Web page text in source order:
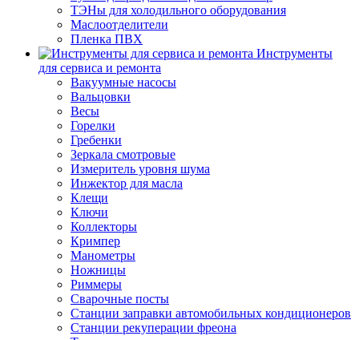
ТЭНы для холодильного оборудования
Маслоотделители
Пленка ПВХ
Инструменты
для сервиса и ремонта
Вакуумные насосы
Вальцовки
Весы
Горелки
Гребенки
Зеркала смотровые
Измеритель уровня шума
Инжектор для масла
Клещи
Ключи
Коллекторы
Кримпер
Манометры
Ножницы
Риммеры
Сварочные посты
Станции заправки автомобильных кондиционеров
Станции рекуперации фреона